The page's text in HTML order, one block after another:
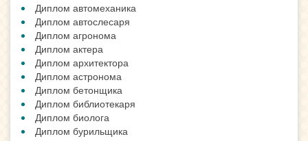
Диплом автомеханика
Диплом автослесаря
Диплом агронома
Диплом актера
Диплом архитектора
Диплом астронома
Диплом бетонщика
Диплом библиотекаря
Диплом биолога
Диплом бурильщика